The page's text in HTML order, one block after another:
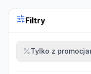
Filtry
Tylko z